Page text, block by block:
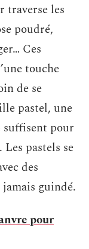
traverse les
poudré,
Ces
touche
de se
pastel, une
pour
pastels se
des
guindé.
pour